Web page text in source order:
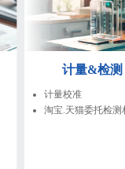
其他服务
安规实验室规划
CNAS认可咨询